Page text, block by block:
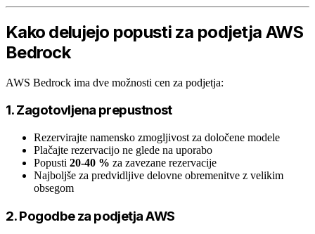
Kako delujejo popusti za podjetja AWS
Bedrock
AWS Bedrock ima dve možnosti cen za podjetja:
1. Zagotovljena prepustnost
Rezervirajte namensko zmogljivost za določene modele
Plačajte rezervacijo ne glede na uporabo
Popusti 20-40 % za zavezane rezervacije
Najboljše za predvidljive delovne obremenitve z velikim
obsegom
2. Pogodbe za podjetja AWS